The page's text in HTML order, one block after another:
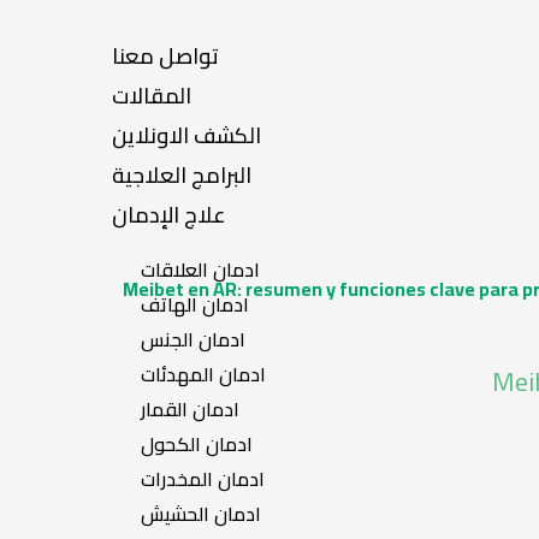
تواصل معنا
المقالات
الكشف الاونلاين
البرامج العلاجية
علاج الإدمان
ادمان العلاقات
ادمان الهاتف
ادمان الجنس
ادمان المهدئات
ادمان القمار
ادمان الكحول
ادمان المخدرات
ادمان الحشيش
Meibet en AR: resumen y funciones clave para